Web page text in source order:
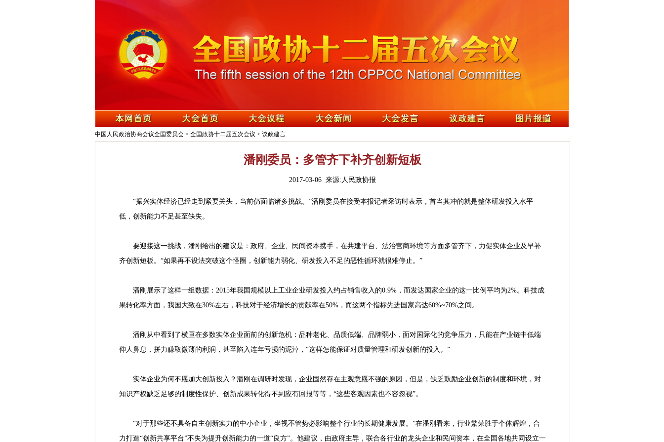
中国人民政治协商会议全国委员会 > 全国政协十二届五次会议 > 议政建言
潘刚委员：多管齐下补齐创新短板
2017-03-06 来源:人民政协报
“振兴实体经济已经走到紧要关头，当前仍面临诸多挑战。”潘刚委员在接受本报记者采访时表示，首当其冲的就是整体研发投入水平
低，创新能力不足甚至缺失。
要迎接这一挑战，潘刚给出的建议是：政府、企业、民间资本携手，在共建平台、法治营商环境等方面多管齐下，力促实体企业及早补
齐创新短板。“如果再不设法突破这个怪圈，创新能力弱化、研发投入不足的恶性循环就很难停止。”
潘刚展示了这样一组数据：2015年我国规模以上工业企业研发投入约占销售收入的0.9%，而发达国家企业的这一比例平均为2%。科技成
果转化率方面，我国大致在30%左右，科技对于经济增长的贡献率在50%，而这两个指标先进国家高达60%~70%之间。
潘刚从中看到了横亘在多数实体企业面前的创新危机：品种老化、品质低端、品牌弱小，面对国际化的竞争压力，只能在产业链中低端
仰人鼻息，拼力赚取微薄的利润，甚至陷入连年亏损的泥淖，“这样怎能保证对质量管理和研发创新的投入。”
实体企业为何不愿加大创新投入？潘刚在调研时发现，企业固然存在主观意愿不强的原因，但是，缺乏鼓励企业创新的制度和环境，对
知识产权缺乏足够的制度性保护、创新成果转化得不到应有回报等等，“这些客观因素也不容忽视”。
“对于那些还不具备自主创新实力的中小企业，坐视不管势必影响整个行业的长期健康发展。”在潘刚看来，行业繁荣胜于个体辉煌，合
力打造“创新共享平台”不失为提升创新能力的一道“良方”。他建议，由政府主导，联合各行业的龙头企业和民间资本，在全国各地共同设立一